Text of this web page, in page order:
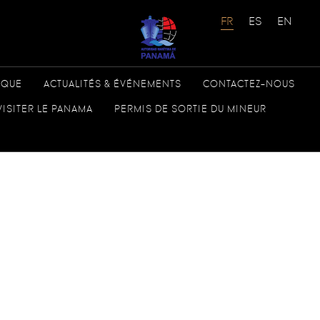
CONTACTEZ-NOUS
ACTUALITÉS & ÉVÉNEMENTS
LE PANAMA PERMIS DE SORTIE DU MINEUR
France – Embajada de Panamá en